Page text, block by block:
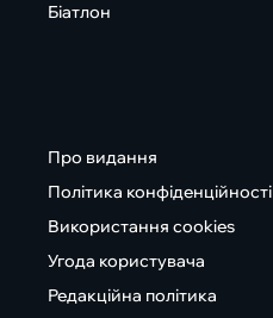
Біатлон
Про видання
Політика конфіденційності
Використання cookies
Угода користувача
Редакційна політика